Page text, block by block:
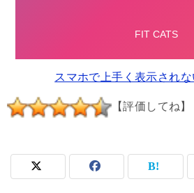
スマホで上手く表示され
【評価してね】